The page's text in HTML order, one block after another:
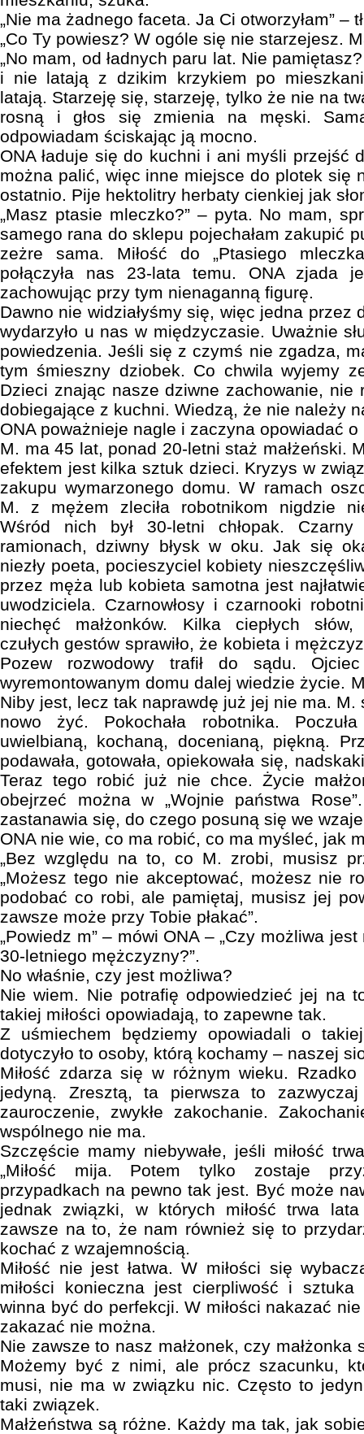
„Nie ma żadnego faceta. Ja Ci otworzyłam” –
„Co Ty powiesz? W ogóle się nie starzejesz.
„No mam, od ładnych paru lat. Nie
i nie latają z dzikim krzykiem po
latają. Starzeję się, starzeję, tylko że nie na
rosną i głos się zmienia na męski.
odpowiadam ściskając ją mocno.
ONA ładuje się do kuchni i ani myśli przejść
można palić, więc inne miejsce do plotek się
ostatnio. Pije hektolitry herbaty cienkiej jak
„Masz ptasie mleczko?” – pyta. No mam,
samego rana do sklepu pojechałam zakupić
zeżre sama. Miłość do „Ptasiego
połączyła nas 23-lata temu. ONA zjada
zachowując przy tym nienaganną figurę.
Dawno nie widziałyśmy się, więc jedna przez
wydarzyło u nas w międzyczasie. Uważnie
powiedzenia. Jeśli się z czymś nie zgadza,
tym śmieszny dziobek. Co chwila wyjemy
Dzieci znając nasze dziwne zachowanie, nie
dobiegające z kuchni. Wiedzą, że nie należy
ONA poważnieje nagle i zaczyna opowiadać o
M. ma 45 lat, ponad 20-letni staż małżeński.
efektem jest kilka sztuk dzieci. Kryzys w
zakupu wymarzonego domu. W ramach
M. z mężem zleciła robotnikom nigdzie
Wśród nich był 30-letni chłopak.
ramionach, dziwny błysk w oku. Jak się
niezły poeta, pocieszyciel kobiety
przez męża lub kobieta samotna jest
uwodziciela. Czarnowłosy i czarnooki
niechęć małżonków. Kilka ciepłych
czułych gestów sprawiło, że kobieta i
Pozew rozwodowy trafił do sądu.
wyremontowanym domu dalej wiedzie życie.
Niby jest, lecz tak naprawdę już jej nie ma. M.
nowo żyć. Pokochała robotnika.
uwielbianą, kochaną, docenianą, piękną.
podawała, gotowała, opiekowała się,
Teraz tego robić już nie chce. Życie
obejrzeć można w „Wojnie państwa
zastanawia się, do czego posuną się we
ONA nie wie, co ma robić, co ma myśleć, jak
„Bez względu na to, co M. zrobi, musisz
„Możesz tego nie akceptować, możesz nie
podobać co robi, ale pamiętaj, musisz jej
zawsze może przy Tobie płakać”.
„Powiedz m” – mówi ONA – „Czy możliwa
30-letniego mężczyzny?”.
No właśnie, czy jest możliwa?
Nie wiem. Nie potrafię odpowiedzieć jej na
takiej miłości opowiadają, to zapewne tak.
Z uśmiechem będziemy opowiadali o
dotyczyło to osoby, którą kochamy – naszej
Miłość zdarza się w różnym wieku.
jedyną. Zresztą, ta pierwsza to
zauroczenie, zwykłe zakochanie.
wspólnego nie ma.
Szczęście mamy niebywałe, jeśli miłość
„Miłość mija. Potem tylko zostaje
przypadkach na pewno tak jest. Być może
jednak związki, w których miłość trwa
zawsze na to, że nam również się to
kochać z wzajemnością.
Miłość nie jest łatwa. W miłości się
miłości konieczna jest cierpliwość i sztuka
winna być do perfekcji. W miłości nakazać
zakazać nie można.
Nie zawsze to nasz małżonek, czy
Możemy być z nimi, ale prócz szacunku,
musi, nie ma w związku nic. Często to
taki związek.
Małżeństwa są różne. Każdy ma tak, jak